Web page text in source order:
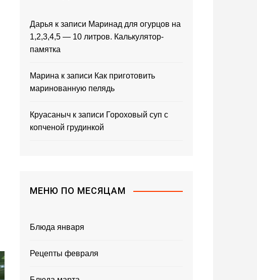
Дарья к записи Маринад для огурцов на
1,2,3,4,5 — 10 литров. Калькулятор-
памятка
Марина к записи Как приготовить
маринованную пелядь
Круасанычк записи Гороховый суп с
копченой грудинкой
МЕНЮ ПО МЕСЯЦАМ
Блюда января
Рецепты февраля